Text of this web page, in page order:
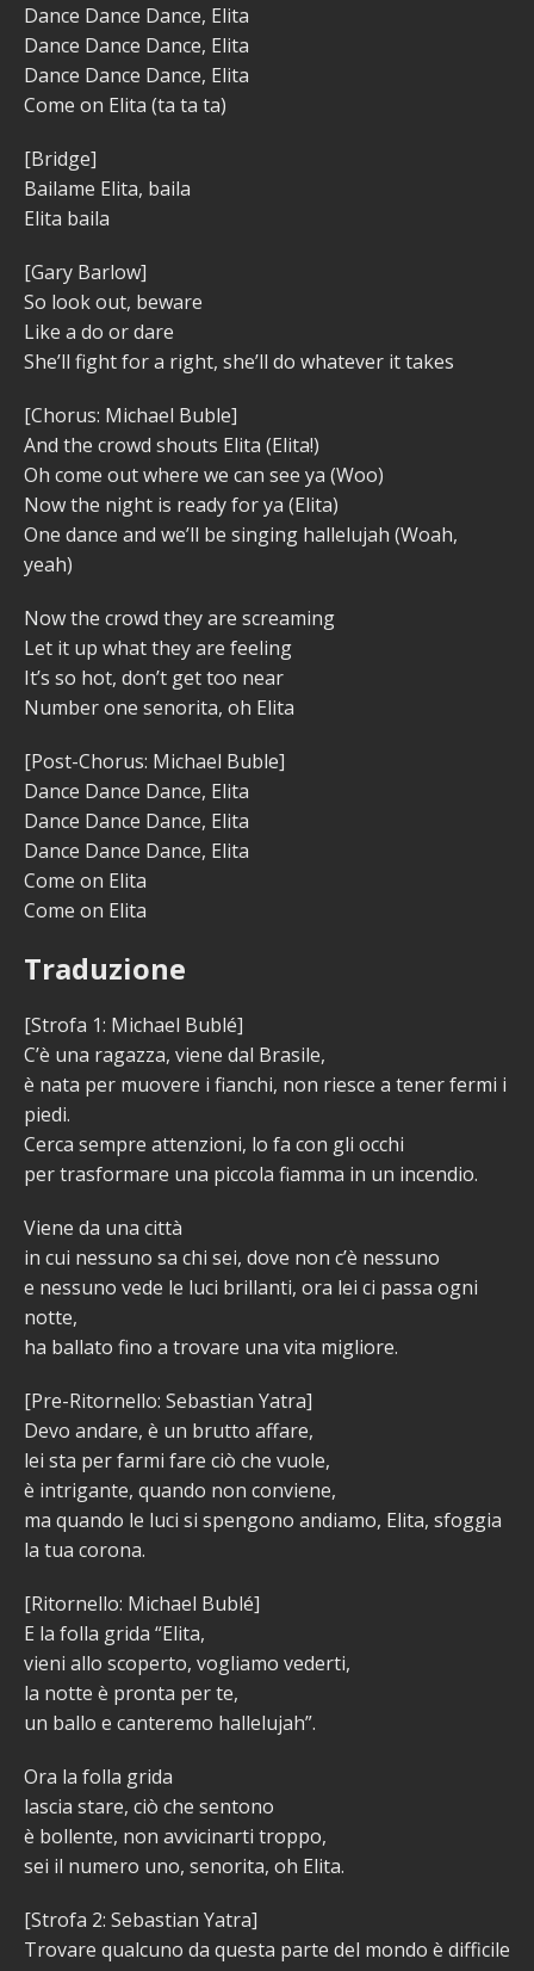
Dance Dance Dance, Elita
Dance Dance Dance, Elita
Dance Dance Dance, Elita
Come on Elita (ta ta ta)
[Bridge]
Bailame Elita, baila
Elita baila
[Gary Barlow]
So look out, beware
Like a do or dare
She’ll fight for a right, she’ll do whatever it takes
[Chorus: Michael Buble]
And the crowd shouts Elita (Elita!)
Oh come out where we can see ya (Woo)
Now the night is ready for ya (Elita)
One dance and we’ll be singing hallelujah (Woah,
yeah)
Now the crowd they are screaming
Let it up what they are feeling
It’s so hot, don’t get too near
Number one senorita, oh Elita
[Post-Chorus: Michael Buble]
Dance Dance Dance, Elita
Dance Dance Dance, Elita
Dance Dance Dance, Elita
Come on Elita
Come on Elita
Traduzione
[Strofa 1: Michael Bublé]
C’è una ragazza, viene dal Brasile,
è nata per muovere i fianchi, non riesce a tener fermi i
piedi.
Cerca sempre attenzioni, lo fa con gli occhi
per trasformare una piccola fiamma in un incendio.
Viene da una città
in cui nessuno sa chi sei, dove non c’è nessuno
e nessuno vede le luci brillanti, ora lei ci passa ogni
notte,
ha ballato fino a trovare una vita migliore.
[Pre-Ritornello: Sebastian Yatra]
Devo andare, è un brutto affare,
lei sta per farmi fare ciò che vuole,
è intrigante, quando non conviene,
ma quando le luci si spengono andiamo, Elita, sfoggia
la tua corona.
[Ritornello: Michael Bublé]
E la folla grida “Elita,
vieni allo scoperto, vogliamo vederti,
la notte è pronta per te,
un ballo e canteremo hallelujah”.
Ora la folla grida
lascia stare, ciò che sentono
è bollente, non avvicinarti troppo,
sei il numero uno, senorita, oh Elita.
[Strofa 2: Sebastian Yatra]
Trovare qualcuno da questa parte del mondo è difficile